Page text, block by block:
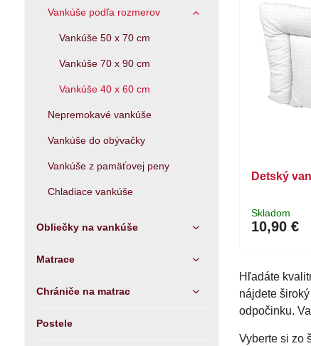
Detský
Skladom
10,90 €
Hľadáte
nájdete
odpočinku.
Vyberte si zo
Vankúše podľa rozmerov
Vankúše 50 x 70 cm
Vankúše 70 x 90 cm
Vankúše 40 x 60 cm
Nepremokavé vankúše
Vankúše do obývačky
Vankúše z pamäťovej peny
Chladiace vankúše
Obliečky na vankúše
Matrace
Chrániče na matrac
Postele